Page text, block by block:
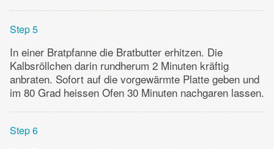
Step 5
In einer Bratpfanne die Bratbutter erhitzen. Die
Kalbsröllchen darin rundherum 2 Minuten kräftig
anbraten. Sofort auf die vorgewärmte Platte geben und
im 80 Grad heissen Ofen 30 Minuten nachgaren lassen.
Step 6